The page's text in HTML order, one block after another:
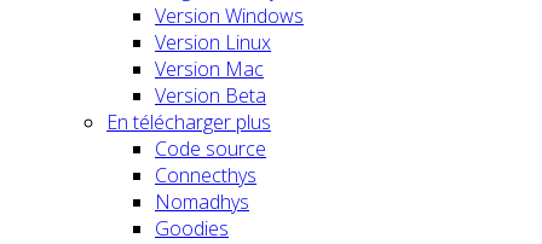
Version Windows
Version Linux
Version Mac
Version Beta
En télécharger plus
Code source
Connecthys
Nomadhys
Goodies